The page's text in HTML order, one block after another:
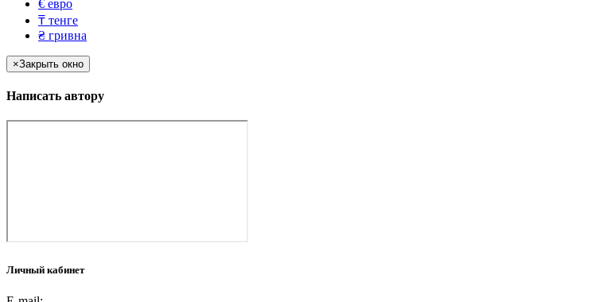
€ евро
₸ тенге
₴ гривна
×Закрыть окно
Написать автору
Личный кабинет